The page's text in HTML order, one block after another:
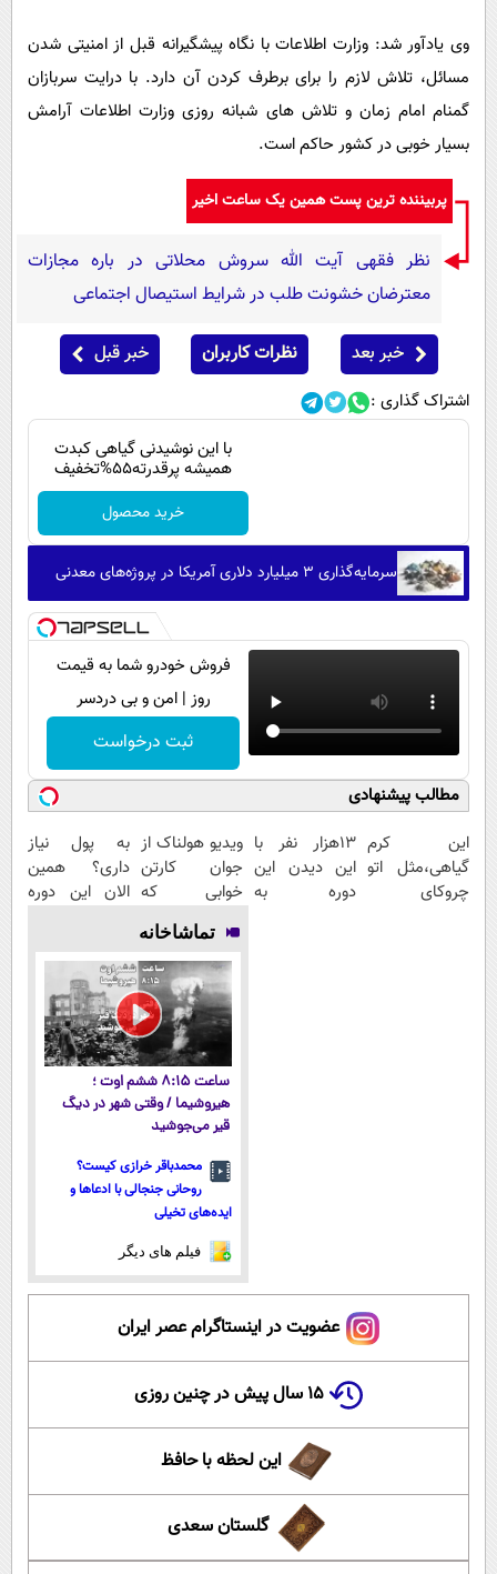
وی یادآور شد: وزارت اطلاعات با نگاه پیشگیرانه قبل از امنیتی شدن
مسائل، تلاش لازم را برای برطرف کردن آن دارد. با درایت سربازان
گمنام امام زمان و تلاش های شبانه روزی وزارت اطلاعات آرامش
بسیار خوبی در کشور حاکم است.
پربیننده ترین پست همین یک ساعت اخیر
نظر فقهی آیت الله سروش محلاتی در باره مجازات
معترضان خشونت طلب در شرایط استیصال اجتماعی
خبر بعد نظرات کاربران خبر قبل
اشتراک گذاری :
با این نوشیدنی گیاهی کبدت
همیشه پرقدرته55%تخفیف
خرید محصول
سرمایه‌گذاری ۳ میلیارد دلاری آمریکا در پروژه‌های معدنی
فروش خودرو شما به قیمت
روز | امن و بی دردسر
ثبت درخواست
مطالب پیشنهادی
این کرم
گیاهی،مثل اتو
چروکای
13هزار نفر با
این دیدن این
دوره به
ویدیو هولناک از
جوان کارتن
خوابی که
میلیاردر شد.
آموزش رایگان
به پول نیاز
داری؟ همین
الان این دوره
نشده!
تماشاخانه
ساعت ۸:۱۵ ششم اوت ؛
هیروشیما / وقتی شهر در دیگ
قیر می‌جوشید
محمدباقر خرازی کیست؟
روحانی جنجالی با ادعاها و
ایده‌های تخیلی
فیلم های دیگر
عضویت در اینستاگرام عصر ایران
۱۵ سال پیش در چنین روزی
این لحظه با حافظ
گلستان سعدی